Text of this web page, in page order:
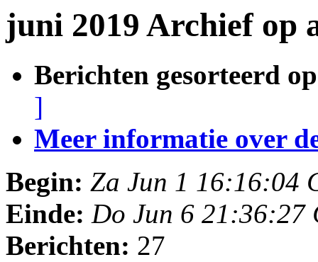
juni 2019 Archief op
Berichten gesorteerd
]
Meer informatie over
Begin: Za Jun 1 16:16:04
Einde: Do Jun 6 21:36:27
Berichten: 27